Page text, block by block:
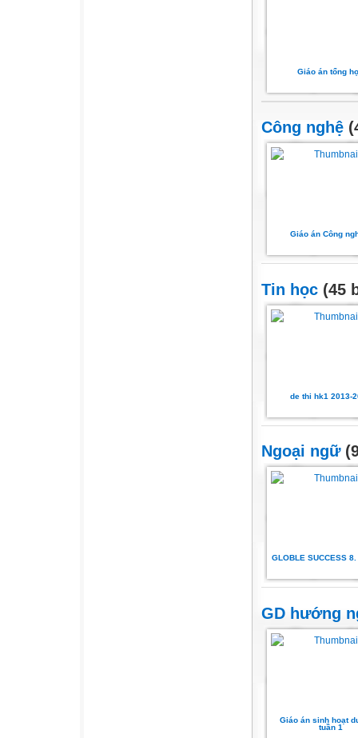
Giáo án tổng
Công nghệ
Giáo án Công
Tin học (45
de thi hk1 2013-
Ngoại ngữ
GLOBLE SUCCESS
GD hướng
Giáo án sinh hoạt
tuần 1